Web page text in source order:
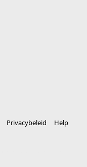
Privacybeleid
Help